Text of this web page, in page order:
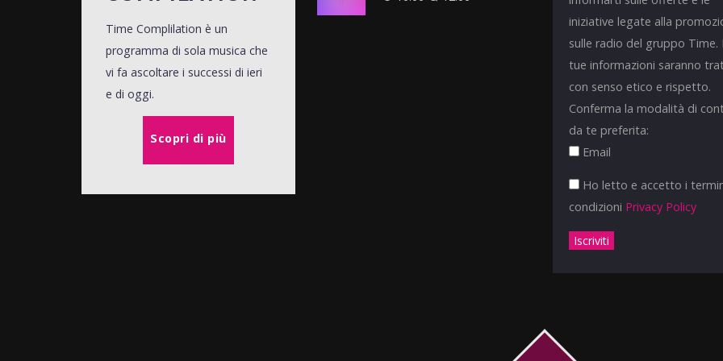
Time Complilation è un
programma di sola musica che
vi fa ascoltare i successi di ieri
e di oggi.
Scopri di più
iniziative legate alla
sulle radio del gruppo Time.
tue informazioni saranno
con senso etico e rispetto.
Conferma la modalità di
da te preferita:
Email
Ho letto e accetto i
condizioni Privacy Policy